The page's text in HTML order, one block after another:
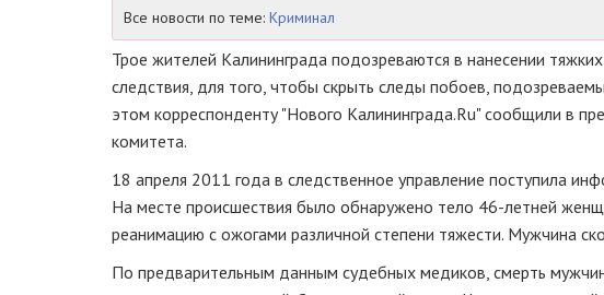
Все новости по теме: Криминал
Трое жителей Калининграда подозреваются в нанесении
следствия, для того, чтобы скрыть следы побоев,
этом корреспонденту "Нового Калининграда.Ru" сообщили в
комитета.
18 апреля 2011 года в следственное управление поступила
На месте происшествия было обнаружено тело 46-летней
реанимацию с ожогами различной степени тяжести. Мужчина
По предварительным данным судебных медиков, смерть